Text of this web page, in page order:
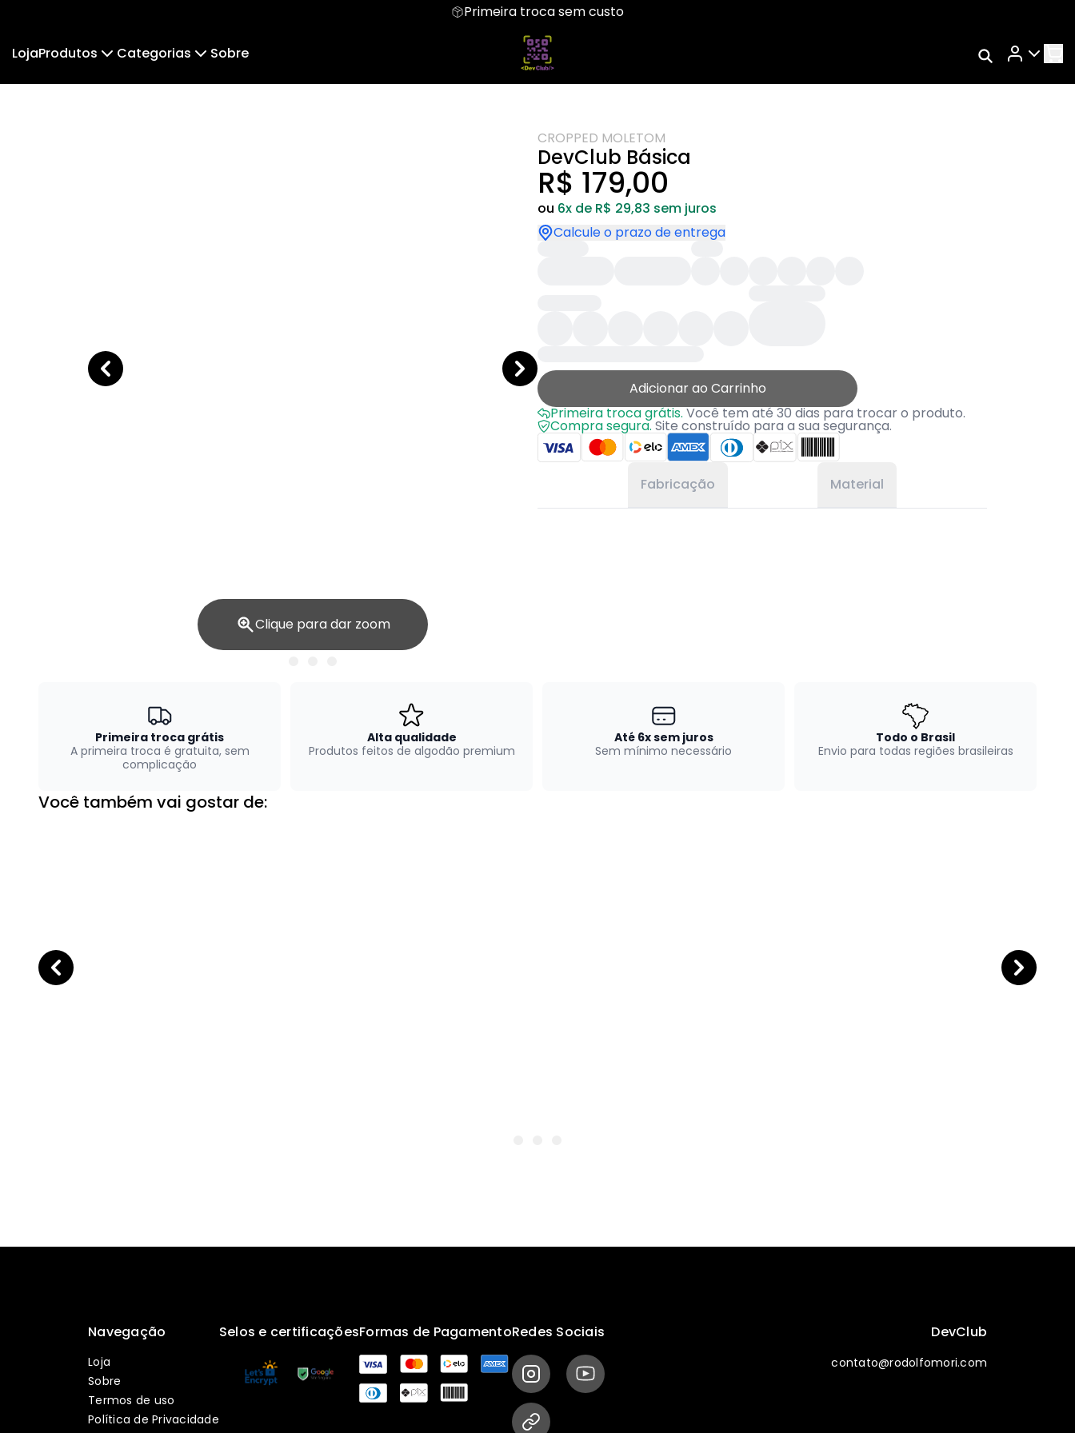
Primeira troca sem custo
LojaProdutos
Camiseta
Camiseta Infantil Regata
Moletom
Categorias
Moletom
Camiseta
Sobre
Rastrear Meu
Clique para dar zoom
CROPPED MOLETOM
DevClub Básica
R$ 179,00
ou 6x de R$ 29,83 sem juros
Calcule o prazo de entrega
Adicionar ao Carrinho
Primeira troca grátis.Você tem até 30 dias para trocar o produto.
Compra segura.Site construído para a sua segurança.
Fabricação Material
Primeira troca grátis
A primeira troca é gratuita, sem
complicação
Alta qualidade
Produtos feitos de algodão premium
Até 6x sem juros
Sem mínimo necessário
Todo o Brasil
Envio para todas regiões brasileiras
Você também vai gostar de:
Navegação
Loja
Sobre
Termos de uso
Política de Privacidade
Selos e certificaçõesFormas de PagamentoRedes Sociais DevClub
contato@rodolfomori.com